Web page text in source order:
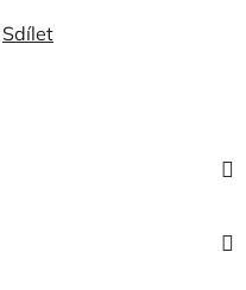
Sdílet